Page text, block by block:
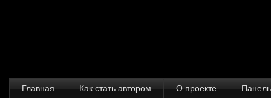
Главная Как стать автором О проекте